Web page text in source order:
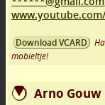
Download VCARD
mobieltje!
Arno Gouw